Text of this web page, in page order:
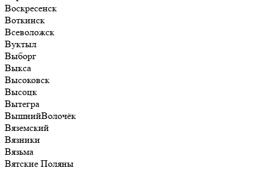
Воскресенск
Воткинск
Всеволожск
Вуктыл
Выборг
Выкса
Высоковск
Высоцк
Вытегра
ВышнийВолочёк
Вяземский
Вязники
Вязьма
Вятские Поляны